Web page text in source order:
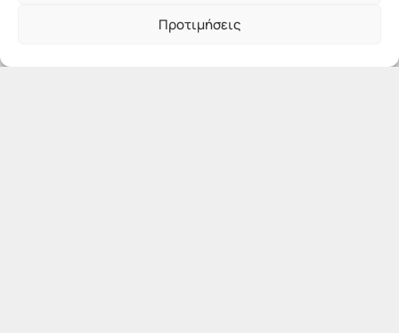
Προτιμήσεις